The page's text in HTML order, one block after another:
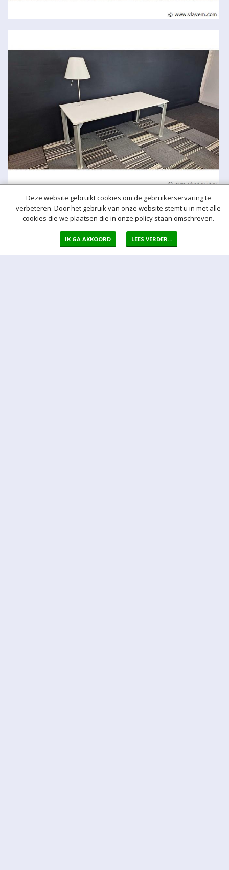
Deze website gebruikt cookies om de gebruikerservaring te
verbeteren. Door het gebruik van onze website stemt u in met alle
cookies die we plaatsen die in onze policy staan omschreven.
IK GA AKKOORD LEES VERDER...